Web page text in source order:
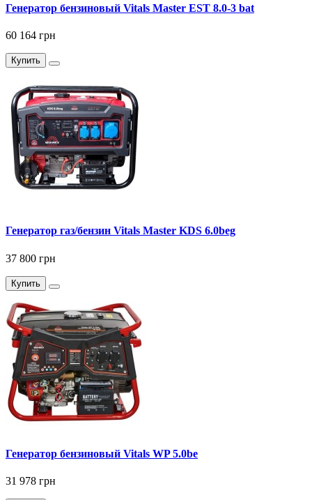
Генератор бензиновый Vitals Master EST 8.0-3 bat
60 164 грн
Купить
Генератор газ/бензин Vitals Master KDS 6.0beg
37 800 грн
Купить
Генератор бензиновый Vitals WP 5.0bе
31 978 грн